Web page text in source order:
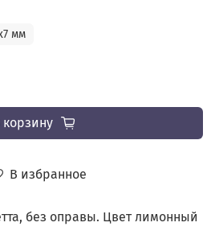
В избранное
мм
корзину
без оправы. Цвет лимонный